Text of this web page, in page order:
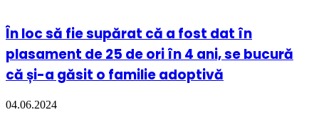
În loc să fie supărat că a fost dat în
plasament de 25 de ori în 4 ani, se bucură
că și-a găsit o familie adoptivă
04.06.2024